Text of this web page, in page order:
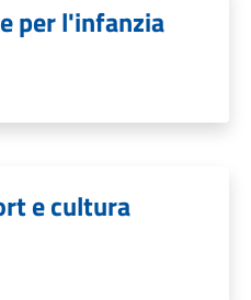
per l'infanzia
e cultura